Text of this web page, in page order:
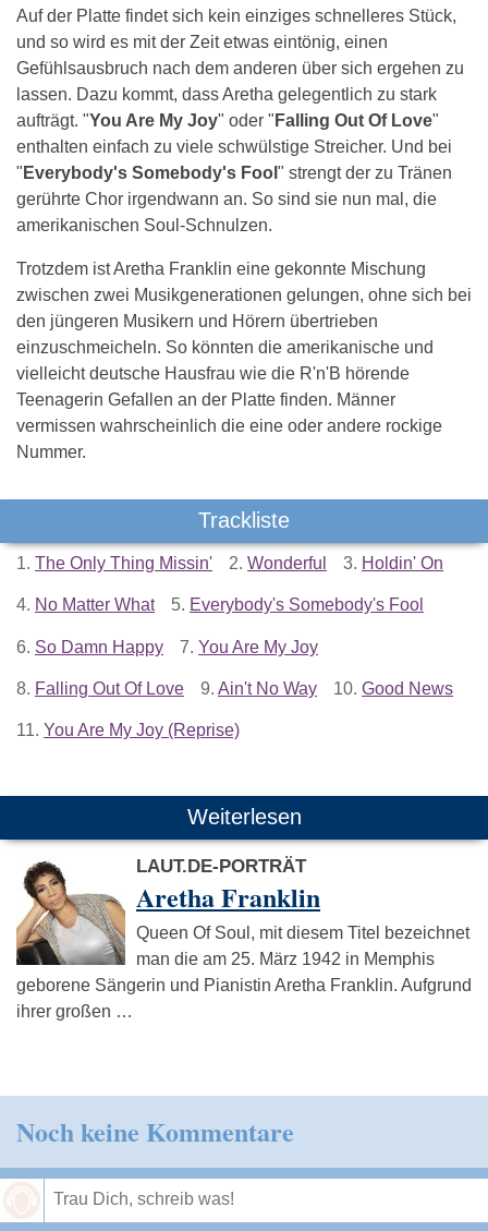
Auf der Platte findet sich kein einziges schnelleres Stück,
und so wird es mit der Zeit etwas eintönig, einen
Gefühlsausbruch nach dem anderen über sich ergehen zu
lassen. Dazu kommt, dass Aretha gelegentlich zu stark
aufträgt. "You Are My Joy" oder " Falling Out Of Love"
enthalten einfach zu viele schwülstige Streicher. Und bei
" Everybody's Somebody's Fool " strengt der zu Tränen
gerührte Chor irgendwann an. So sind sie nun mal, die
amerikanischen Soul-Schnulzen.
Trotzdem ist Aretha Franklin eine gekonnte Mischung
zwischen zwei Musikgenerationen gelungen, ohne sich bei
den jüngeren Musikern und Hörern übertrieben
einzuschmeicheln. So könnten die amerikanische und
vielleicht deutsche Hausfrau wie die R'n'B hörende
Teenagerin Gefallen an der Platte finden. Männer
vermissen wahrscheinlich die eine oder andere rockige
Nummer.
Trackliste
1. The Only Thing Missin' 2. Wonderful 3. Holdin' On
4. No Matter What 5. Everybody's Somebody's Fool
6. So Damn Happy 7. You Are My Joy
8. Falling Out Of Love 9. Ain't No Way 10. Good News
11. You Are My Joy (Reprise)
Weiterlesen
LAUT.DE-PORTRÄT
Aretha Franklin
Queen Of Soul, mit diesem Titel bezeichnet
man die am 25. März 1942 in Memphis
geborene Sängerin und Pianistin Aretha Franklin. Aufgrund
ihrer großen …
Noch keine Kommentare